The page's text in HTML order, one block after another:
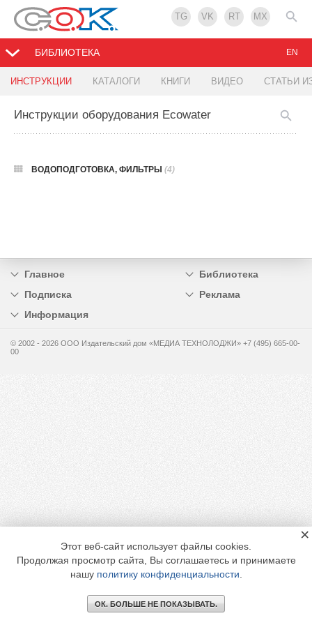
TG VK RT MX
БИБЛИОТЕКА
ИНСТРУКЦИИ КАТАЛОГИ КНИГИ ВИДЕО СТАТЬИ
EN
Инструкции оборудования Ecowater
ВОДОПОДГОТОВКА, ФИЛЬТРЫ (4)
Главное
Библиотека
Подписка
Реклама
Информация
© 2002 - 2026 OOO Издательский дом «МЕДИА ТЕХНОЛОДЖИ» +7 (495) 665-00-
00
Этот веб-сайт использует файлы cookies.
Продолжая просмотр сайта, Вы соглашаетесь и принимаете
нашу политику конфиденциальности
ОК. БОЛЬШЕ НЕ ПОКАЗЫВАТЬ.
×